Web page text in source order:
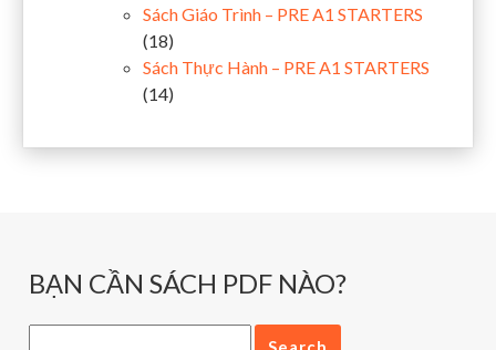
Sách Giáo Trình – PRE A1 STARTERS
(18)
Sách Thực Hành – PRE A1 STARTERS
(14)
BẠN CẦN SÁCH PDF NÀO?